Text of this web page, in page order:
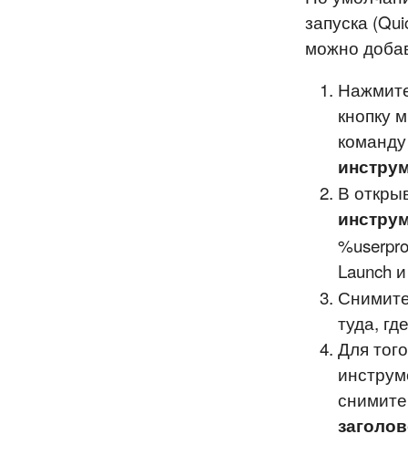
запуска
можно
кнопку
В
Launch
туда,
Для